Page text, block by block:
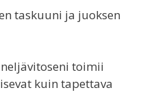
taskuuni ja juoksen
toimii
kuin tapettava